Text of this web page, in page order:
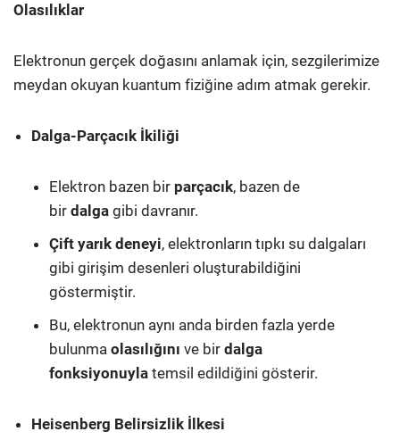
Olasılıklar
Elektronun gerçek doğasını anlamak için, sezgilerimize
meydan okuyan kuantum fiziğine adım atmak gerekir.
Dalga-Parçacık İkiliği
Elektron bazen bir parçacık, bazen de
bir dalga gibi davranır.
Çift yarık deneyi, elektronların tıpkı su dalgaları
gibi girişim desenleri oluşturabildiğini
göstermiştir.
Bu, elektronun aynı anda birden fazla yerde
bulunma olasılığını ve bir dalga
fonksiyonuyla temsil edildiğini gösterir.
Heisenberg Belirsizlik İlkesi